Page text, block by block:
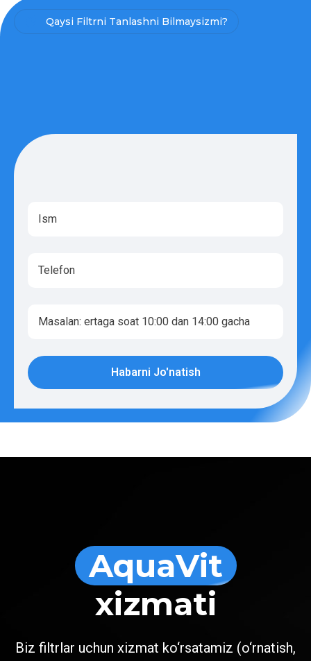
Qaysi Filtrni Tanlashni Bilmaysizmi?
Habarni Jo'natish
AquaVit
xizmati
Biz filtrlar uchun xizmat ko‘rsatamiz (o‘rnatish,